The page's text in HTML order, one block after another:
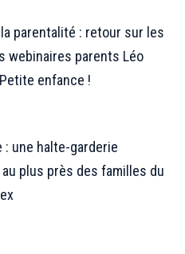
parentalité : retour sur les
webinaires parents Léo
enfance !
: une halte-garderie
plus près des familles du